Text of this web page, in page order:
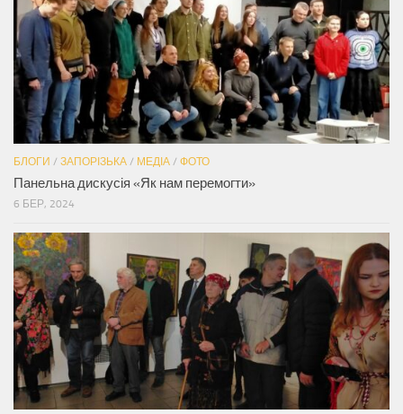
БЛОГИ / ЗАПОРІЗЬКА / МЕДІА / ФОТО
Панельна дискусія «Як нам перемогти»
6 БЕР, 2024